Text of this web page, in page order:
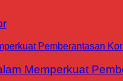
Memperkuat